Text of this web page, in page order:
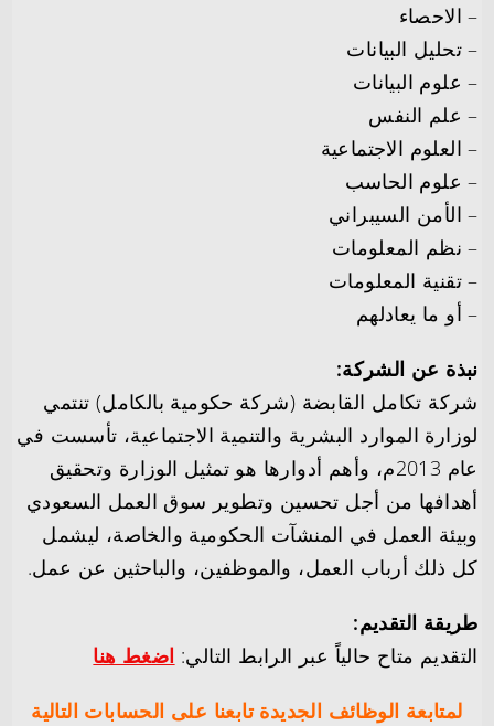
– الاحصاء
– تحليل البيانات
– علوم البيانات
– علم النفس
– العلوم الاجتماعية
– علوم الحاسب
– الأمن السيبراني
– نظم المعلومات
– تقنية المعلومات
– أو ما يعادلهم
نبذة عن الشركة:
شركة تكامل القابضة (شركة حكومية بالكامل) تنتمي
لوزارة الموارد البشرية والتنمية الاجتماعية، تأسست في
عام 2013م، وأهم أدوارها هو تمثيل الوزارة وتحقيق
أهدافها من أجل تحسين وتطوير سوق العمل السعودي
وبيئة العمل في المنشآت الحكومية والخاصة، ليشمل
كل ذلك أرباب العمل، والموظفين، والباحثين عن عمل.
طريقة التقديم:
التقديم متاح حالياً عبر الرابط التالي: اضغط هنا
لمتابعة الوظائف الجديدة تابعنا على الحسابات التالية